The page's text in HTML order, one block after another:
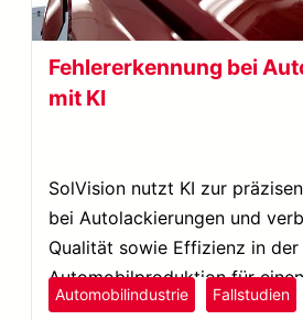
Fehlererkennung bei
mit KI
SolVision nutzt KI zur
bei Autolackierungen und
Qualität sowie Effizienz in der
Automobilproduktion für
Automobilhersteller.
Automobilindustrie Fallstudien